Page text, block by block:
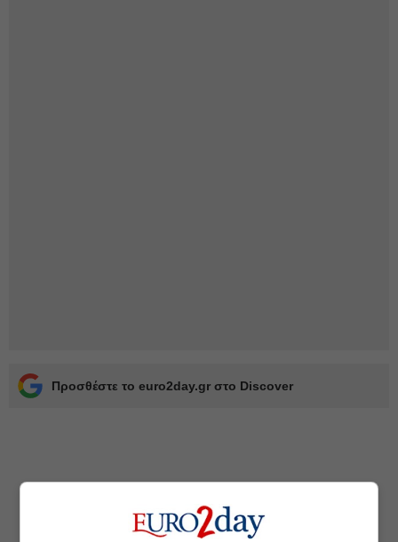
Προσθέστε το euro2day.gr στο Discover